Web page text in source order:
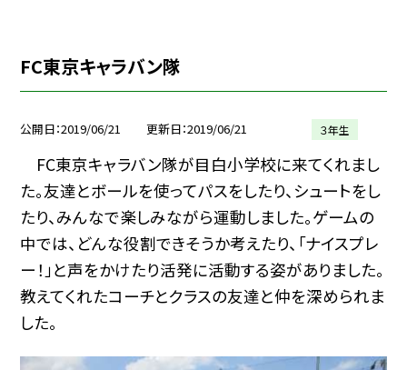
FC東京キャラバン隊
公開日 2019/06/21 更新日 2019/06/21 ３年生
FC東京キャラバン隊が目白小学校に来てくれまし
た。友達とボールを使ってパスをしたり、シュートをし
たり、みんなで楽しみながら運動しました。ゲームの
中では、どんな役割できそうか考えたり、「ナイスプレ
ー！」と声をかけたり活発に活動する姿がありました。
教えてくれたコーチとクラスの友達と仲を深められま
した。